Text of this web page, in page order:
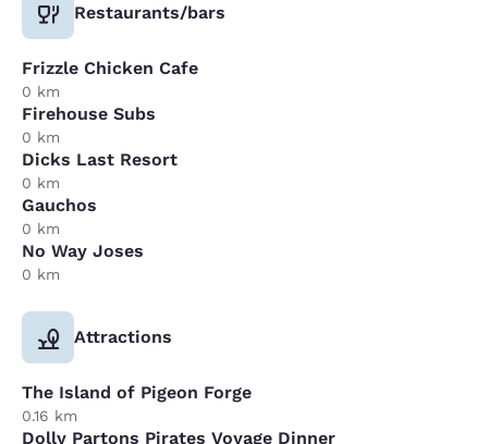
Restaurants/bars
Frizzle Chicken Cafe
0 km
Firehouse Subs
0 km
Dicks Last Resort
0 km
Gauchos
0 km
No Way Joses
0 km
Attractions
The Island of Pigeon Forge
0.16 km
Dolly Partons Pirates Voyage Dinner